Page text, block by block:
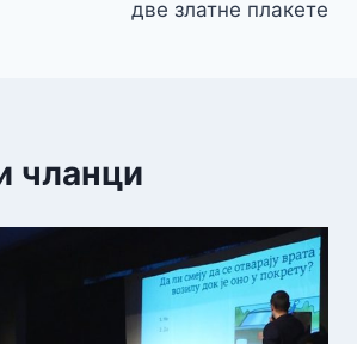
две златне плакете
чланци